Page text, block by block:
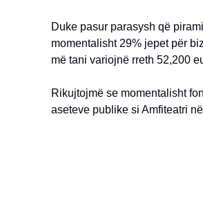
Duke pasur parasysh që
momentalisht 29% jepet për
më tani variojnë rreth 52,200
Rikujtojmë se momentalisht
aseteve publike si Amfiteatri